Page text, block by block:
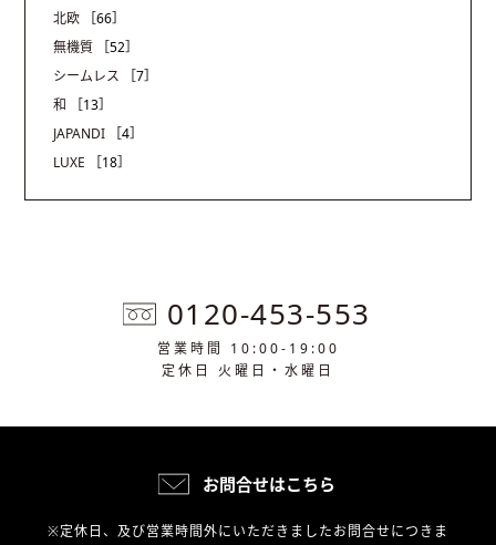
北欧
［66］
無機質
［52］
シームレス
［7］
和
［13］
JAPANDI
［4］
LUXE
［18］
0120-453-553
営業時間 10:00-19:00
定休日 火曜日・水曜日
お問合せはこちら
※定休日、及び営業時間外にいただきましたお問合せにつきま